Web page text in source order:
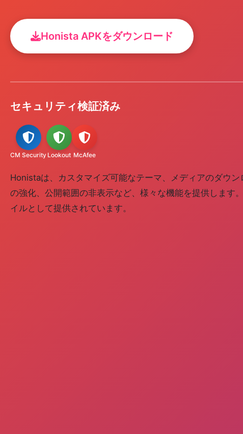
Honista APKをダウンロード
セキュリティ検証済み
CM Security Lookout McAfee
Honistaは、カスタマイズ可能なテーマ、メディアのダウ
の強化、公開範囲の非表示など、様々な機能を提供します
イルとして提供されています。